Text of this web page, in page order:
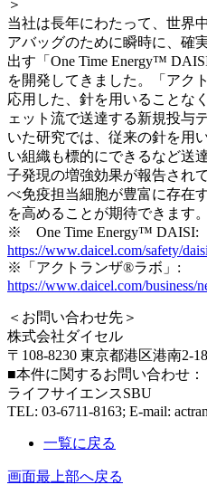
＞
当社は長年にわたって、世界
アバッグのために瞬時に、確
出す「One Time Energy™
を開発してきました。「アク
応用した、針を用いることな
ェット流で送達する新規投与
いた研究では、従来の針を用
い組織も標的にできるなど送
子発現の増強効果が報告され
べ免疫担当細胞が豊富に存在
を高めることが期待できます。
※ One Time Energy™ DAISI:
https://www.daicel.com/safety/
※「アクトランザ®ラボ」:
https://www.daicel.com/business/
＜お問い合わせ先＞
株式会社ダイセル
〒108-8230 東京都港区港南2-
■本件に関するお問い合わせ：
ライフサイエンスSBU
TEL: 03-6711-8163; E-mail:
一覧に戻る
画面最上部へ戻る